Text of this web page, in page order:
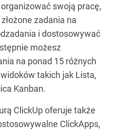
swoją pracę,
zadania na
i dostosowywać
możesz
na ponad 15 różnych
takich jak Lista,
Kanban.
ClickUp oferuje także
ClickApps,